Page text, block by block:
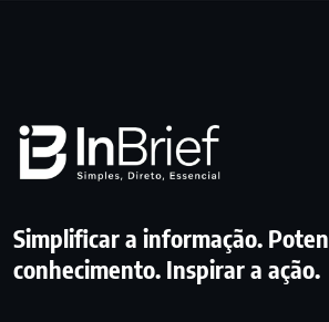
Simplificar a informação.
conhecimento. Inspirar a ação.